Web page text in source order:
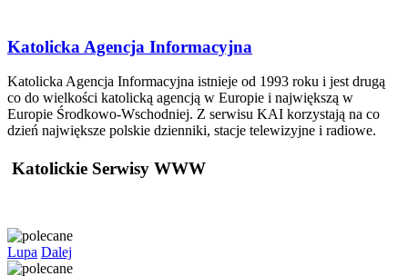
Katolicka Agencja Informacyjna
Katolicka Agencja Informacyjna istnieje od 1993 roku i jest drugą
co do wielkości katolicką agencją w Europie i największą w
Europie Środkowo-Wschodniej. Z serwisu KAI korzystają na co
dzień największe polskie dzienniki, stacje telewizyjne i radiowe.
Katolickie Serwisy WWW
Lupa Dalej